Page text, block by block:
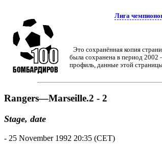
Лига
Это сохранённая копия
была сохранена в период 2002
профиль, данные этой
Rangers—Marseille.2 - 2
Stage, date
- 25 November 1992 20:35 (CET)